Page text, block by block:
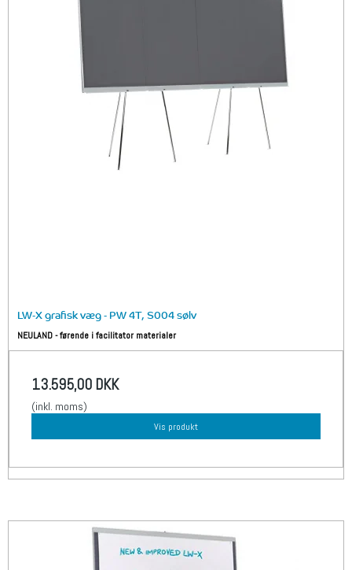
LW-X grafisk væg - PW 4T, S004 sølv
NEULAND - førende i facilitator materialer
13.595,00 DKK
(inkl. moms)
Vis produkt